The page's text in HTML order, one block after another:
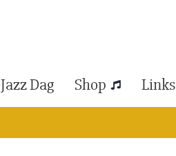
Dag Shop Links